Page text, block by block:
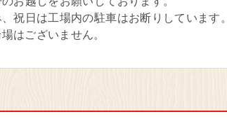
祝日は工場内の駐車はお断りしています。
はございません。